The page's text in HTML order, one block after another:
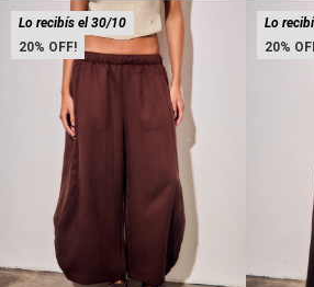
20
Lo recibís el 30/10
20
Lo